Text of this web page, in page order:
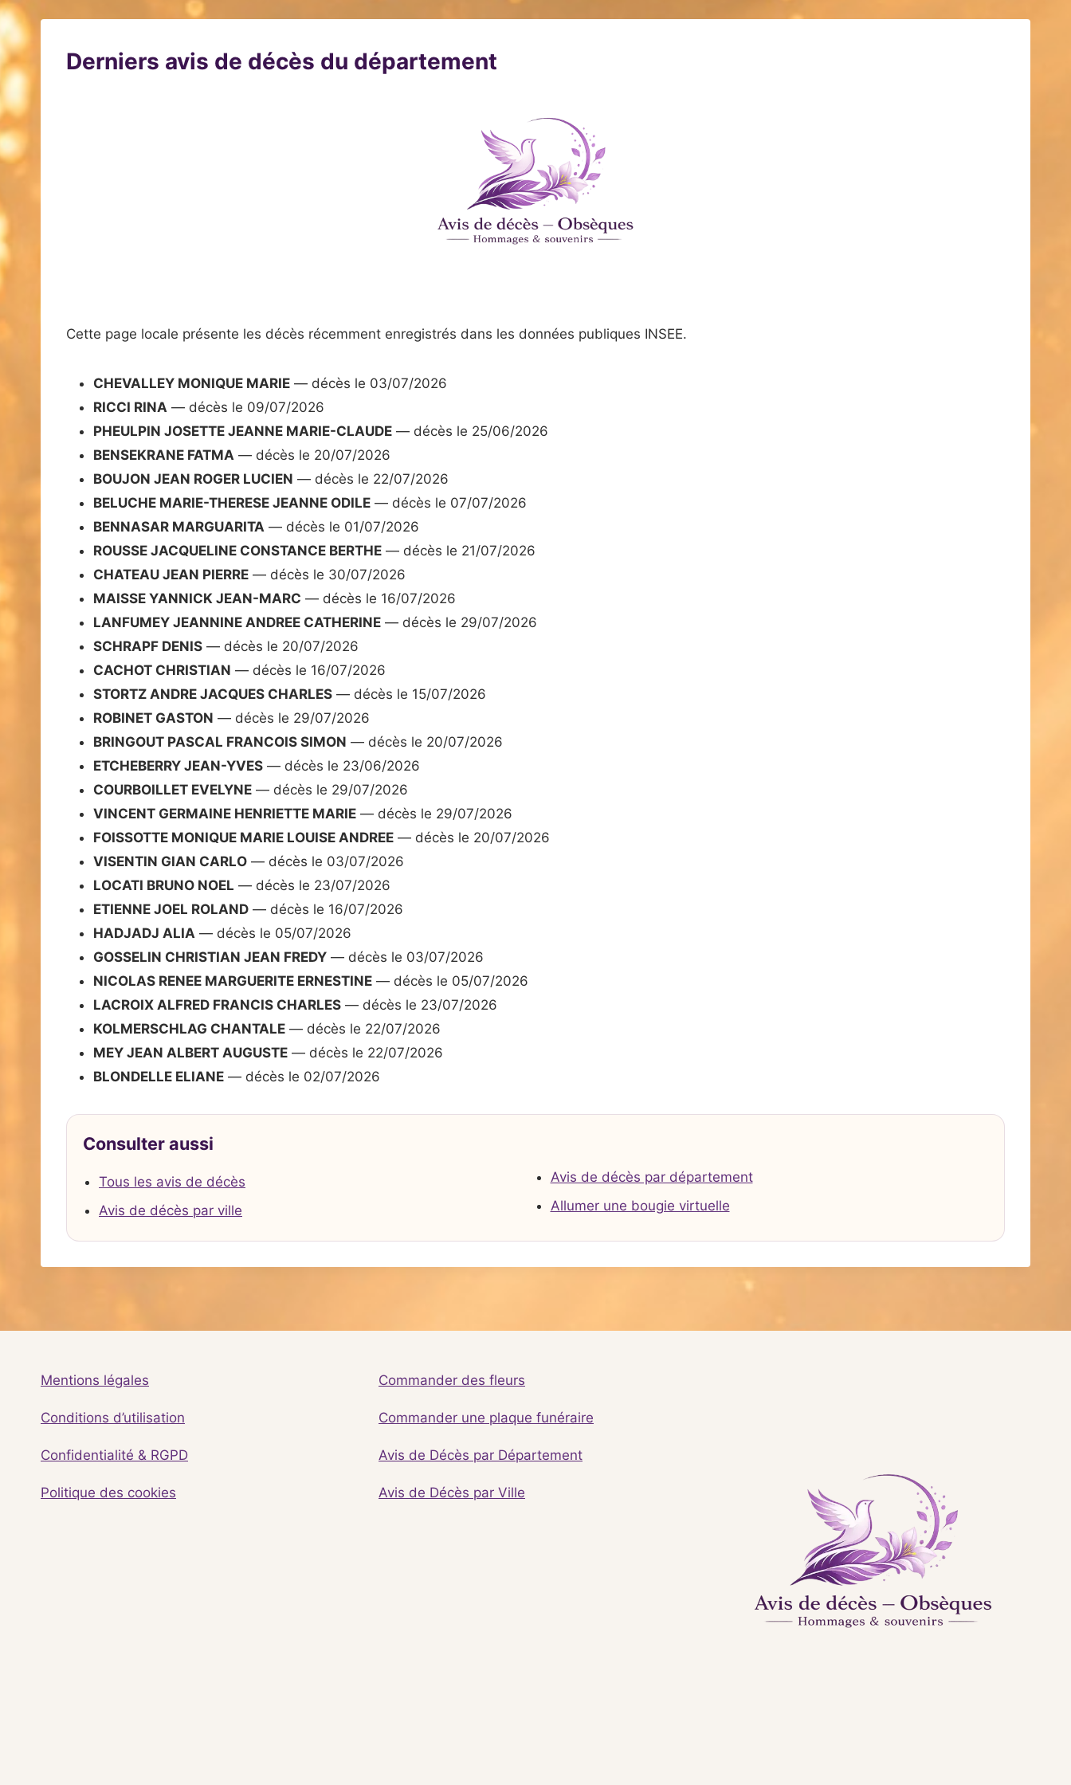
Derniers avis de décès du département
Cette page locale présente les décès récemment enregistrés dans les données publiques INSEE.
CHEVALLEY MONIQUE MARIE — décès le 03/07/2026
RICCI RINA — décès le 09/07/2026
PHEULPIN JOSETTE JEANNE MARIE-CLAUDE — décès le 25/06/2026
BENSEKRANE FATMA — décès le 20/07/2026
BOUJON JEAN ROGER LUCIEN — décès le 22/07/2026
BELUCHE MARIE-THERESE JEANNE ODILE — décès le 07/07/2026
BENNASAR MARGUARITA — décès le 01/07/2026
ROUSSE JACQUELINE CONSTANCE BERTHE — décès le 21/07/2026
CHATEAU JEAN PIERRE — décès le 30/07/2026
MAISSE YANNICK JEAN-MARC — décès le 16/07/2026
LANFUMEY JEANNINE ANDREE CATHERINE — décès le 29/07/2026
SCHRAPF DENIS — décès le 20/07/2026
CACHOT CHRISTIAN — décès le 16/07/2026
STORTZ ANDRE JACQUES CHARLES — décès le 15/07/2026
ROBINET GASTON — décès le 29/07/2026
BRINGOUT PASCAL FRANCOIS SIMON — décès le 20/07/2026
ETCHEBERRY JEAN-YVES — décès le 23/06/2026
COURBOILLET EVELYNE — décès le 29/07/2026
VINCENT GERMAINE HENRIETTE MARIE — décès le 29/07/2026
FOISSOTTE MONIQUE MARIE LOUISE ANDREE — décès le 20/07/2026
VISENTIN GIAN CARLO — décès le 03/07/2026
LOCATI BRUNO NOEL — décès le 23/07/2026
ETIENNE JOEL ROLAND — décès le 16/07/2026
HADJADJ ALIA — décès le 05/07/2026
GOSSELIN CHRISTIAN JEAN FREDY — décès le 03/07/2026
NICOLAS RENEE MARGUERITE ERNESTINE — décès le 05/07/2026
LACROIX ALFRED FRANCIS CHARLES — décès le 23/07/2026
KOLMERSCHLAG CHANTALE — décès le 22/07/2026
MEY JEAN ALBERT AUGUSTE — décès le 22/07/2026
BLONDELLE ELIANE — décès le 02/07/2026
Consulter aussi
Tous les avis de décès
Avis de décès par ville
Avis de décès par département
Allumer une bougie virtuelle
Mentions légales
Conditions d’utilisation
Confidentialité & RGPD
Politique des cookies
Commander des fleurs
Commander une plaque funéraire
Avis de Décès par Département
Avis de Décès par Ville